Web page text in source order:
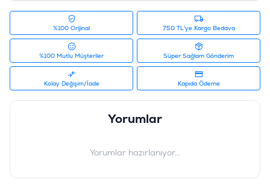
Barkod
:
8711242015999
Tedarikçi Ürün Kodu
%100 Orijinal 750 TL'ye Kargo Bedava
%100 Mutlu Müşteriler Süper Sağlam Gönderim
Kolay Değişim/İade Kapıda Ödeme
Yorumlar
Yorumlar hazırlanıyor...